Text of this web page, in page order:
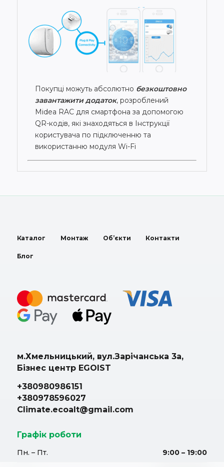
Покупці можуть абсолютно безкоштовно
завантажити додаток, розроблений
Midea RAC для смартфона за допомогою
QR-кодів, які знаходяться в Інструкції
користувача по підключенню та
використанню модуля Wi-Fi
Каталог Монтаж Об’єкти Контакти
Блог
м.Хмельницький, вул.Зарічанська 3а,
Бізнес центр EGOIST
+380980986151
+380978596027
Climate.ecoalt@gmail.com
Графік роботи
Пн. – Пт. 9:00 – 19:00